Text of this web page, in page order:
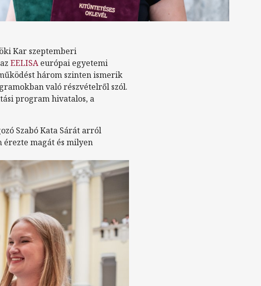
Kar szeptemberi
EELISAeurópai egyetemi
három szinten ismerik
való részvételről szól.
program hivatalos, a
Szabó Kata Sárát arról
magát és milyen